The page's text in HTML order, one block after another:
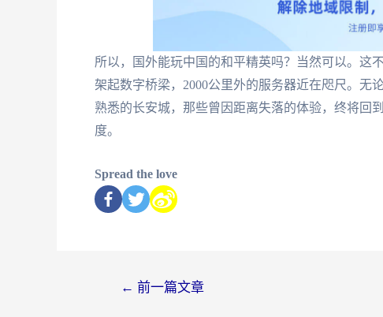
所以，国外能玩中国的和平精英吗？当然可以。这
架起数字桥梁，2000公里外的服务器近在咫尺。无
熟悉的长安城，那些曾因距离失落的体验，终将回
度。
Spread the love
← 前一篇文章